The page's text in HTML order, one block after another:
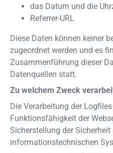
das Datum und die
Referrer-URL
Diese Daten können keiner
zugeordnet werden und es
Zusammenführung dieser
Datenquellen statt.
Zu welchem Zweck
Die Verarbeitung der
Funktionsfähigkeit der
Sicherstellung der Sicherheit
informationstechnischen